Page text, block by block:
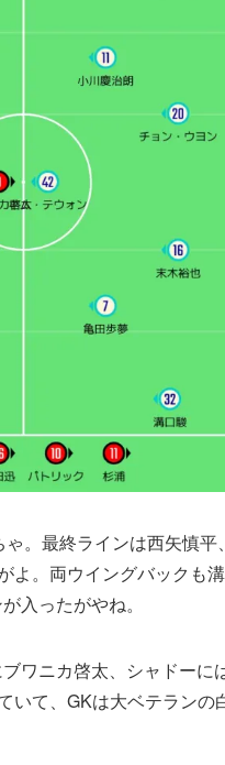
。最終ラインは西矢慎平
よ。両ウイングバックも
入ったがやね。
ワニカ啓太、シャドーに
て、GKは大ベテランの